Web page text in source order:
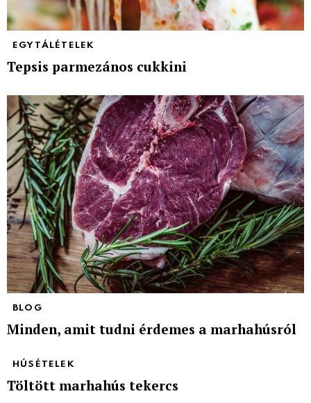
EGYTÁLÉTELEK
Tepsis parmezános cukkini
BLOG
Minden, amit tudni érdemes a marhahúsról
HÚSÉTELEK
Töltött marhahús tekercs